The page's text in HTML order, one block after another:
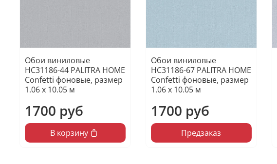
Обои виниловые
HC31186-44 PALITRA HOME
Confetti фоновые, размер
1.06 х 10.05 м
1700 руб
В корзину
Обои виниловые
HC31186-67 PALITRA HOME
Confetti фоновые, размер
1.06 х 10.05 м
1700 руб
Предзаказ